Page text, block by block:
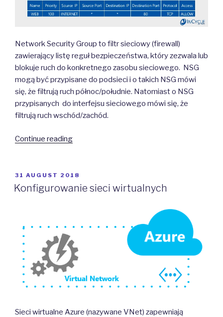
Network Security Group to filtr sieciowy (firewall)
zawierający listę reguł bezpieczeństwa, który zezwala lub
blokuje ruch do konkretnego zasobu sieciowego. NSG
mogą być przypisane do podsieci i o takich NSG mówi
się, że filtrują ruch północ/południe. Natomiast o NSG
przypisanych do interfejsu sieciowego mówi się, że
filtrują ruch wschód/zachód.
Continue reading“Network
(NSG)”
POSTED
ON
31 AUGUST 2018
Konfigurowanie sieci wirtualnych
Sieci wirtualne Azure (nazywane VNet) zapewniają